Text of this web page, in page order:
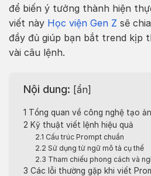
để biến ý tưởng thành hiện
viết này Học viện Gen Z sẽ
đầy đủ giúp bạn bắt trend kịp
vài câu lệnh.
Nội dung: [ẩn]
1 Tổng quan về công nghệ tạo
2 Kỹ thuật viết lệnh hiệu quả
2.1 Cấu trúc Prompt chuẩn
2.2 Sử dụng từ ngữ mô tả cụ thể
2.3 Tham chiếu phong cách và
3 Các lỗi thường gặp khi viết